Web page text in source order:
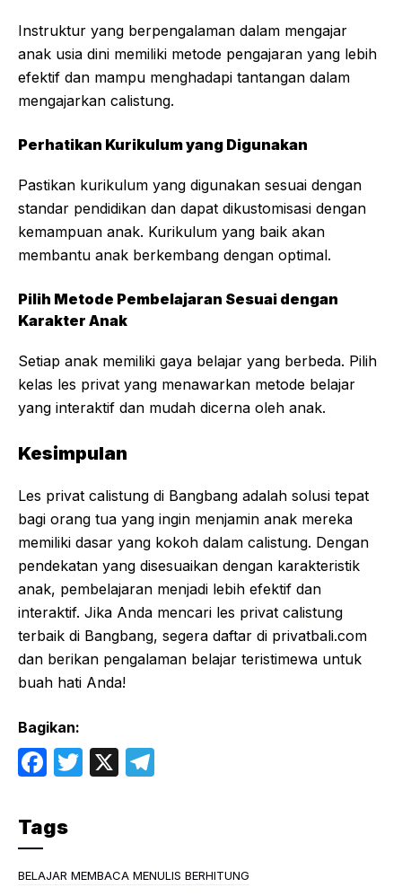
Instruktur yang berpengalaman dalam mengajar
anak usia dini memiliki metode pengajaran yang lebih
efektif dan mampu menghadapi tantangan dalam
mengajarkan calistung.
Perhatikan Kurikulum yang Digunakan
Pastikan kurikulum yang digunakan sesuai dengan
standar pendidikan dan dapat dikustomisasi dengan
kemampuan anak. Kurikulum yang baik akan
membantu anak berkembang dengan optimal.
Pilih Metode Pembelajaran Sesuai dengan
Karakter Anak
Setiap anak memiliki gaya belajar yang berbeda. Pilih
kelas les privat yang menawarkan metode belajar
yang interaktif dan mudah dicerna oleh anak.
Kesimpulan
Les privat calistung di Bangbang adalah solusi tepat
bagi orang tua yang ingin menjamin anak mereka
memiliki dasar yang kokoh dalam calistung. Dengan
pendekatan yang disesuaikan dengan karakteristik
anak, pembelajaran menjadi lebih efektif dan
interaktif. Jika Anda mencari les privat calistung
terbaik di Bangbang, segera daftar di privatbali.com
dan berikan pengalaman belajar teristimewa untuk
buah hati Anda!
Bagikan:
F
c
e
b
T
X
a
Tags
BELAJAR MEMBACA MENULIS BERHITUNG